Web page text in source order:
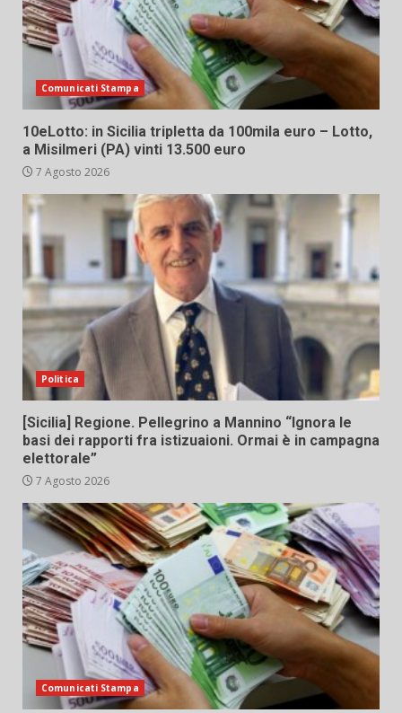
Comunicati Stampa
10eLotto: in Sicilia tripletta da 100mila euro – Lotto,
a Misilmeri (PA) vinti 13.500 euro
7 Agosto 2026
Politica
[Sicilia] Regione. Pellegrino a Mannino “Ignora le
basi dei rapporti fra istizuaioni. Ormai è in campagna
elettorale”
7 Agosto 2026
Comunicati Stampa